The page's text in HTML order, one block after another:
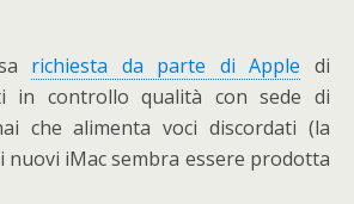
richiesta da parte di Apple di
in controllo qualità con sede di
che alimenta voci discordati (la
nuovi iMac sembra essere prodotta